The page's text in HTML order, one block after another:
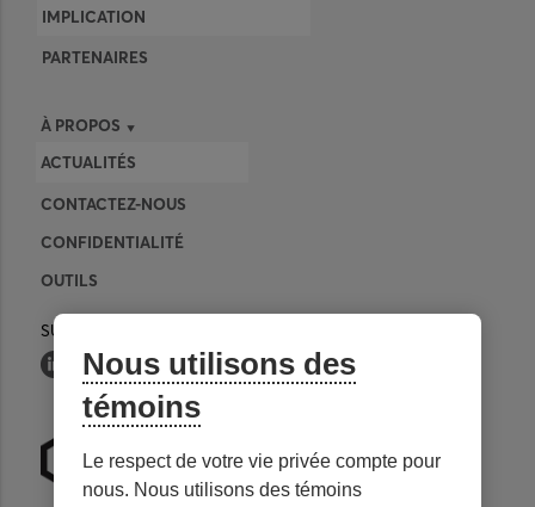
IMPLICATION
PARTENAIRES
À PROPOS
ACTUALITÉS
CONTACTEZ-NOUS
CONFIDENTIALITÉ
OUTILS
SUIVEZ-NOUS
Nous utilisons des
témoins
Le respect de votre vie privée compte pour
nous. Nous utilisons des témoins